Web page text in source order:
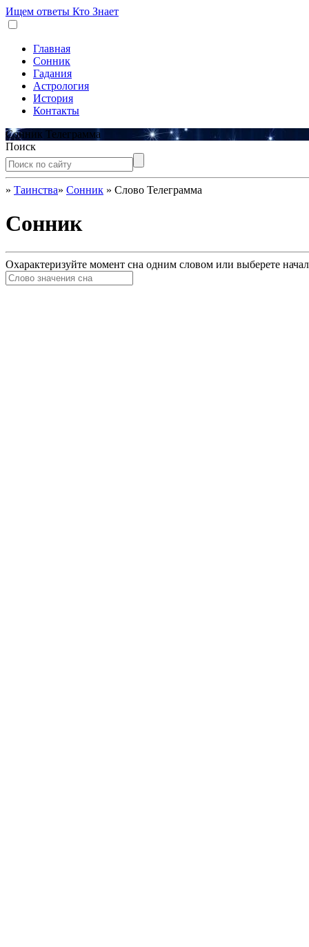
Ищем ответы Кто Знает
Главная
Сонник
Гадания
Астрология
История
Контакты
Сонник Телеграмма
Поиск
» Таинства» Сонник » Слово Телеграмма
Сонник
Охарактеризуйте момент сна одним словом или выберете